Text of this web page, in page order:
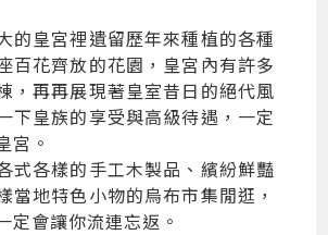
的皇宮裡遺留歷年來種植的各種
百花齊放的花園，皇宮內有許多
，再再展現著皇室昔日的絕代風
下皇族的享受與高級待遇，一定
宮。
式各樣的手工木製品、繽紛鮮豔
當地特色小物的烏布市集閒逛，
定會讓你流連忘返。